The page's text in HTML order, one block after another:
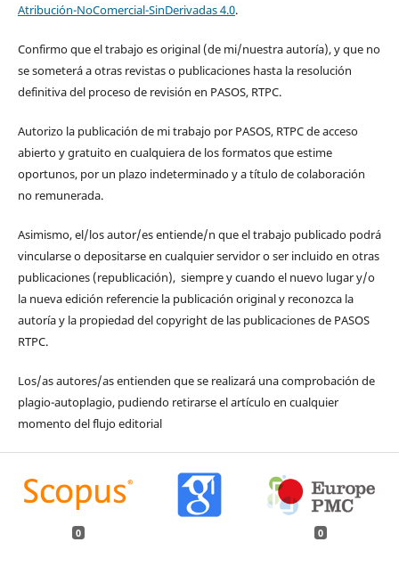
Atribución-NoComercial-SinDerivadas 4.0.
Confirmo que el trabajo es original (de mi/nuestra autoría), y que no
se someterá a otras revistas o publicaciones hasta la resolución
definitiva del proceso de revisión en PASOS, RTPC.
Autorizo la publicación de mi trabajo por PASOS, RTPC de acceso
abierto y gratuito en cualquiera de los formatos que estime
oportunos, por un plazo indeterminado y a título de colaboración
no remunerada.
Asimismo, el/los autor/es entiende/n que el trabajo publicado podrá
vincularse o depositarse en cualquier servidor o ser incluido en otras
publicaciones (republicación), siempre y cuando el nuevo lugar y/o
la nueva edición referencie la publicación original y reconozca la
autoría y la propiedad del copyright de las publicaciones de PASOS
RTPC.
Los/as autores/as entienden que se realizará una comprobación de
plagio-autoplagio, pudiendo retirarse el artículo en cualquier
momento del flujo editorial
0 0